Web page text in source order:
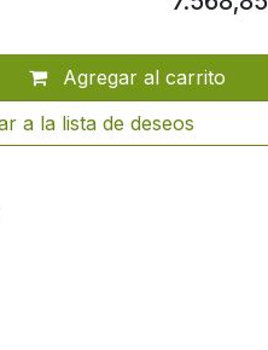
Agregar al carrito
a la lista de deseos